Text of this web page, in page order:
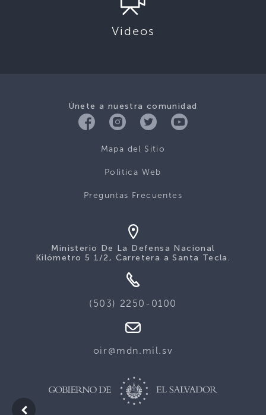
Videos
Únete a nuestra comunidad
Mapa del Sitio
Politica Web
Preguntas Frecuentes
Ministerio De La Defensa Nacional
Kilómetro 5 1/2, Carretera a Santa Tecla.
(503) 2250-0100
oir@mdn.mil.sv